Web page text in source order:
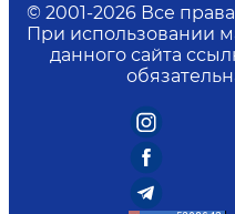
© 2001-2026 Все
При использовании
данного сайта